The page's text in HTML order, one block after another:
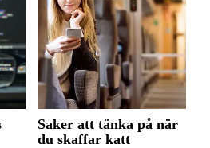
Saker att tänka på när
du skaffar katt